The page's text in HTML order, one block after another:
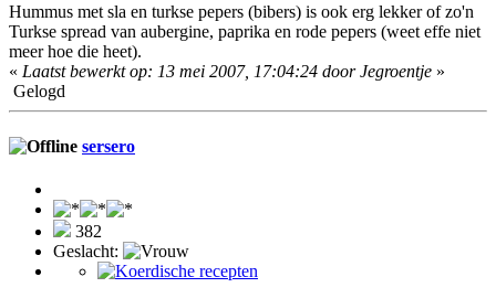
Hummus met sla en turkse pepers (bibers) is ook erg lekker of zo'n
Turkse spread van aubergine, paprika en rode pepers (weet effe niet
meer hoe die heet).
« Laatst bewerkt op: 13 mei 2007, 17:04:24 door Jegroentje »
Gelogd
sersero
382
Geslacht: